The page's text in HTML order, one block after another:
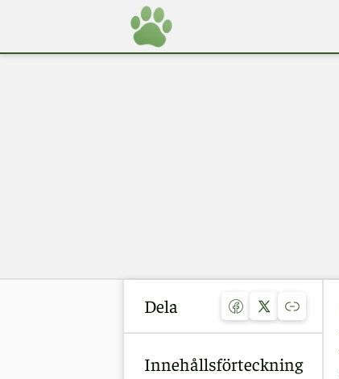
Dela
Innehållsförteckning